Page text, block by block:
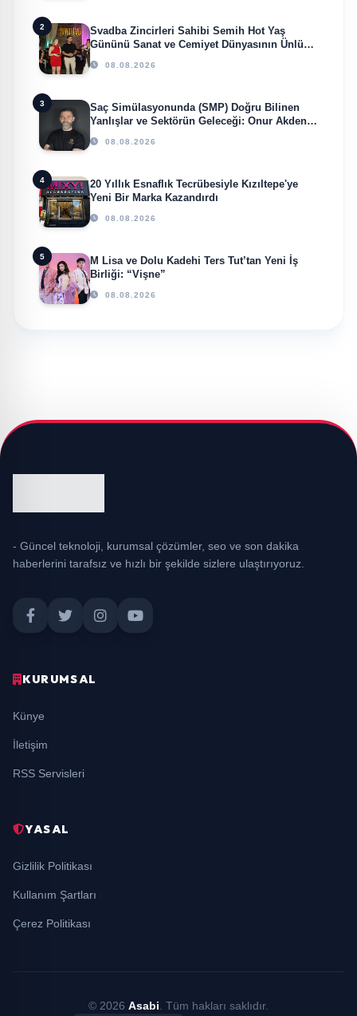
2
Svadba Zincirleri Sahibi Semih Hot Yaş
Gününü Sanat ve Cemiyet Dünyasının Ünlü
İsimleriyle Kutladı!
08.08.2026
3
Saç Simülasyonunda (SMP) Doğru Bilinen
Yanlışlar ve Sektörün Geleceği: Onur Akdeniz
ile Özel Röportaj
08.08.2026
4
20 Yıllık Esnaflık Tecrübesiyle Kızıltepe'ye
Yeni Bir Marka Kazandırdı
08.08.2026
5
M Lisa ve Dolu Kadehi Ters Tut’tan Yeni İş
Birliği: “Vişne”
08.08.2026
- Güncel teknoloji, kurumsal çözümler, seo ve son dakika
haberlerini tarafsız ve hızlı bir şekilde sizlere ulaştırıyoruz.
KURUMSAL
Künye
İletişim
RSS Servisleri
YASAL
Gizlilik Politikası
Kullanım Şartları
Çerez Politikası
© 2026 Asabi. Tüm hakları saklıdır.